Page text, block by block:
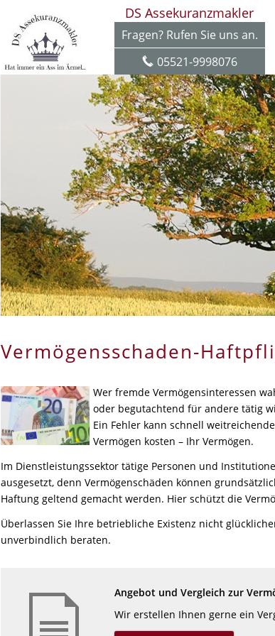
DS Assekuranzmakler
Fragen? Rufen Sie uns an.
05521-9998076
Vermögensschaden-
Wer fremde Vermögensinteressen
oder begutachtend für andere tätig
Ein Fehler kann schnell
Vermögen kosten – Ihr Vermögen.
Im Dienstleistungssektor tätige Personen und
ausgesetzt, denn Vermögenschäden können
Haftung geltend gemacht werden. Hier schützt die
Überlassen Sie Ihre betriebliche Existenz nicht
unverbindlich beraten.
Angebot und Vergleich zur
Wir erstellen Ihnen gerne ein